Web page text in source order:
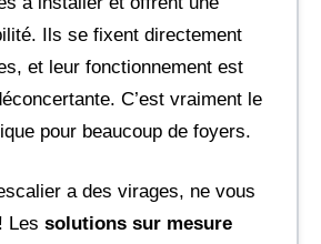
Ils se fixent directement
et leur fonctionnement est
C’est vraiment le
pour beaucoup de foyers.
a des virages, ne vous
Les solutions sur mesure